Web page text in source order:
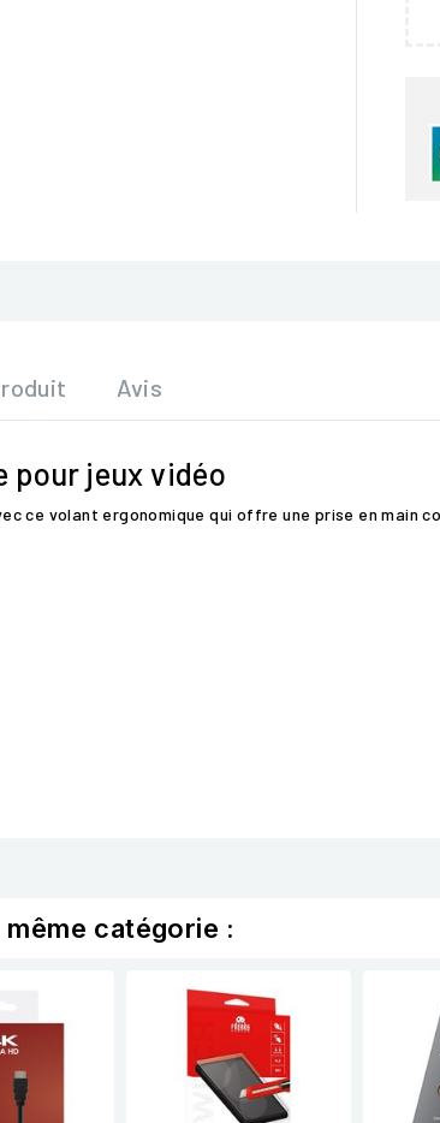
Avis
pour jeux vidéo
ce volant ergonomique qui offre une prise en main
catégorie :